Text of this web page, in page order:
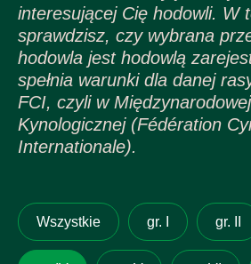
interesującej Cię hodowli. W
sprawdzisz, czy wybrana
hodowla jest hodowlą
spełnia warunki dla danej
FCI, czyli w
Kynologicznej (Fédération
Internationale).
Wszystkie gr. I gr. II